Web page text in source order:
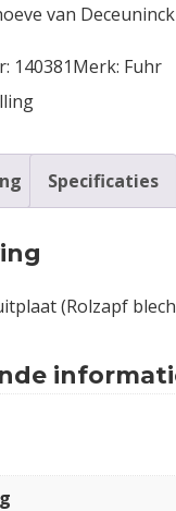
van
140381Merk: Fuhr
Specificaties
(Rolzapf